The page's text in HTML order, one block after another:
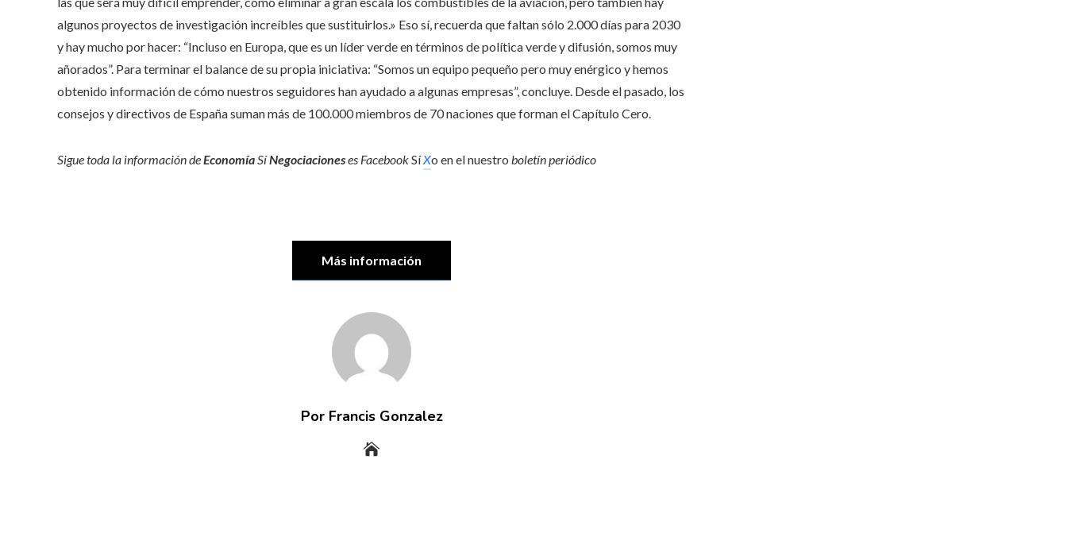
algunos proyectos de investigación increíbles que sustituirlos.» Eso sí, recuerda que faltan sólo 2.000 días para 2030
y hay mucho por hacer: “Incluso en Europa, que es un líder verde en términos de política verde y difusión, somos muy
añorados”. Para terminar el balance de su propia iniciativa: “Somos un equipo pequeño pero muy enérgico y hemos
obtenido información de cómo nuestros seguidores han ayudado a algunas empresas”, concluye. Desde el pasado, los
consejos y directivos de España suman más de 100.000 miembros de 70 naciones que forman el Capítulo Cero.
Sigue toda la información deEconomíaSíNegociacioneses FacebookSíXo en el nuestro boletín periódico
Más información
Por Francis Gonzalez